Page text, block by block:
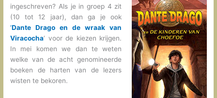
ingeschreven? Als je in groep 4 zit
(10 tot 12 jaar), dan ga je ook
‘Dante Drago en de wraak van
Viracocha‘ voor de kiezen krijgen.
In mei komen we dan te weten
welke van de acht genomineerde
boeken de harten van de lezers
wisten te bekoren.